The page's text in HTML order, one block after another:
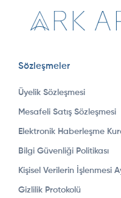
Sözleşmeler
Üyelik Sözleşmesi
Mesafeli Satış Sözleşmesi
Elektronik Haberleşme
Bilgi Güvenliği Politikası
Kişisel Verilerin İşlenmesi
Gizlilik Protokolü